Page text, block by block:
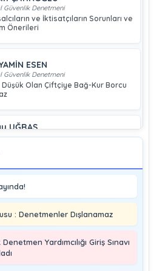
Güvenlik Denetmeni
ve İktisatçıların Sorunları ve
Önerileri
ESEN
Güvenlik Denetmeni
Düşük Olan Çiftçiye Bağ-Kur Borcu
UĞRAŞ
Güvenlik Denetmeni
ve Ermenek’te Meydana Gelen
Büyük Endüstriyel Kaza
ÇİMEN
Dışı İstihdamla Mücadeleye Farklı
: Denetmenler Dışlanamaz
Yardımcılığı Giriş Sınavı